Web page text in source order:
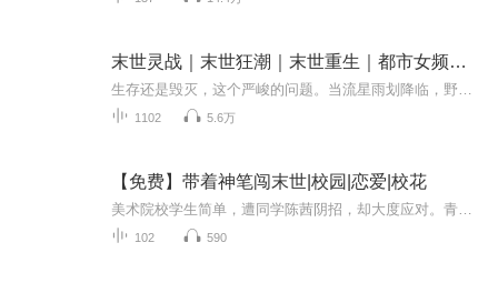
末世灵战｜末世狂潮｜末世重生｜都市女频｜末世求生
1102 5.6万
【免费】带着神笔闯末世|校园|恋爱|校花
102 590